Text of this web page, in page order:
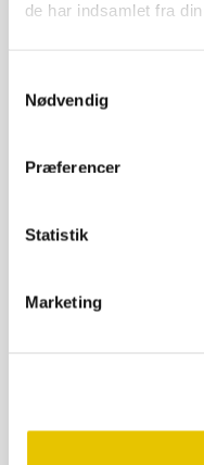
de har indsamlet fra
Nødvendig
Præferencer
Statistik
Marketing